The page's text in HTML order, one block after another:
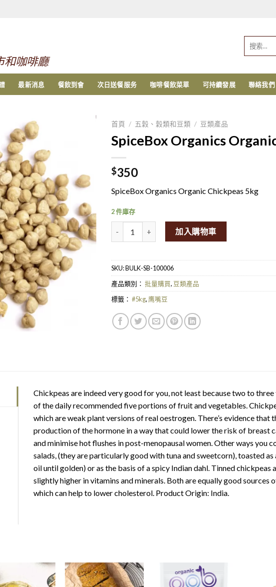
和咖啡廳
索：
最新消息 餐飲到會 次日送餐服务 咖啡餐飲菜單 可持續發展 聯絡我們
首頁 / 五穀、穀類和豆類 / 豆類產品
SpiceBox Organics
$350
SpiceBox Organics Organic Chickpeas 5kg
2 件庫存
SpiceBox Organics Organic Chickpeas 5kg量
加入購物車
SKU:BULK-SB-100006
產品類別： 批量購買, 豆類產品
標籤： #5kg, 鹰嘴豆
Chickpeas are indeed very good for you, not least because two to
of the daily recommended five portions of fruit and vegetables.
which are weak plant versions of real oestrogen. There’s evidence that
production of the hormone in a way that could lower the risk of breast
and minimise hot flushes in post-menopausal women. Other ways you
salads, (they are particularly good with tuna and sweetcorn), toasted
oil until golden) or as the basis of a spicy Indian dahl. Tinned chickpeas
slightly higher in vitamins and minerals. Both are equally good
which can help to lower cholesterol. Product Origin: India.